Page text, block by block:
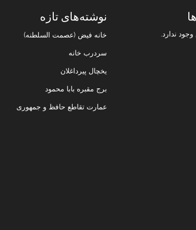
نوشته‌های تازه
خانه فیض (عصمت السلطنه)
سردرب خانه
یخچال پیرداغلان
برج مقبره بابا محمود
عمارت تقاطع حافظ و جمهوری
ندارد.